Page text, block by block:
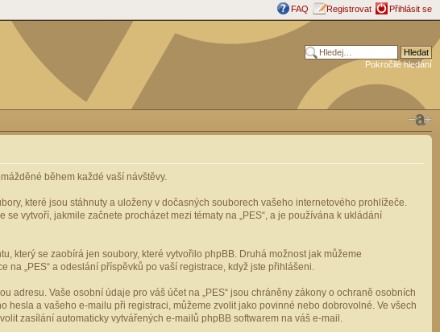
FAQ Registrovat Přihlásit se
Pokročilé hledání
během každé vaší návštěvy.
které jsou stáhnuty a uloženy v dočasných souborech vašeho internetového prohlížeče.
vytvoří, jakmile začnete procházet mezi tématy na „PES“, a je používána k ukládání
který se zaobírá jen soubory, které vytvořilo phpBB. Druhá možnost jak můžeme
„PES“ a odeslání příspěvků po vaší registrace, když jste přihlášeni.
Vaše osobní údaje pro váš účet na „PES“ jsou chráněny zákony o ochraně osobních
hesla a vašeho e-mailu při registraci, můžeme zvolit jako povinné nebo dobrovolné. Ve všech
zasílání automaticky vytvářených e-mailů phpBB softwarem na váš e-mail.